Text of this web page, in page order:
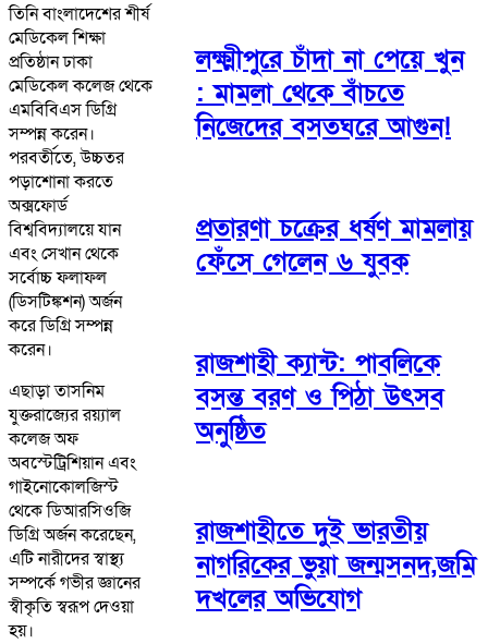
তিনি বাংলাদেশের শীর্ষ
মেডিকেল শিক্ষা
প্রতিষ্ঠান ঢাকা
মেডিকেল কলেজ থেকে
এমবিবিএস ডিগ্রি
সম্পন্ন করেন।
পরবর্তীতে, উচ্চতর
পড়াশোনা করতে
অক্সফোর্ড
বিশ্ববিদ্যালয়ে যান
এবং সেখান থেকে
সর্বোচ্চ ফলাফল
(ডিসটিঙ্কশন) অর্জন
করে ডিগ্রি সম্পন্ন
করেন।
এছাড়া তাসনিম
যুক্তরাজ্যের রয়্যাল
কলেজ অফ
অবস্টেট্রিশিয়ান এবং
গাইনোকোলজিস্ট
থেকে ডিআরসিওজি
ডিগ্রি অর্জন করেছেন,
এটি নারীদের স্বাস্থ্য
সম্পর্কে গভীর জ্ঞানের
স্বীকৃতি স্বরূপ দেওয়া
হয়।
লক্ষ্মীপুরে চাঁদা না পেয়ে খুন
: মামলা থেকে বাঁচতে
নিজেদের বসতঘরে আগুন!
প্রতারণা চক্রের ধর্ষণ মামলায়
ফেঁসে গেলেন ৬ যুবক
রাজশাহী ক্যান্ট: পাবলিকে
বসন্ত বরণ ও পিঠা উৎসব
অনুষ্ঠিত
রাজশাহীতে দুই ভারতীয়
নাগরিকের ভুয়া জন্মসনদ,জমি
দখলের অভিযোগ